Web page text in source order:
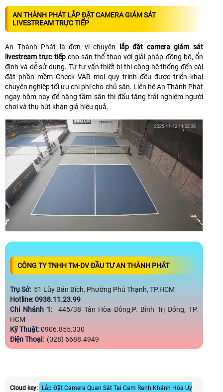
AN THÀNH PHÁT LẮP ĐẶT CAMERA GIÁM SÁT
LIVESTREAM TRỰC TIẾP
An Thành Phát là đơn vị chuyên
lắp đặt camera giám sát
livestream trực tiếpcho sân thể thao với giải pháp đồng bộ, ổn
định và dễ sử dụng. Từ tư vấn thiết bị thi công hệ thống đến cài
đặt phần mềm Check VAR mọi quy trình đều được triển khai
chuyên nghiệp tối ưu chi phí cho chủ sân. Liên hệ An Thành Phát
ngay hôm nay để nâng tầm sân thi đấu tăng trải nghiệm người
chơi và thu hút khán giả hiệu quả.
CÔNG TY TNHH TM-DV ĐẦU TƯ AN THÀNH PHÁT
Trụ Sở: 51 Lũy Bán Bích, Phường Phú Thạnh, TP.HCM
Hotline: 0938.11.23.99
Chi Nhánh 1:
445/38 Tân Hòa Đông,P. Bình Trị Đông, TP.
HCM
Kỹ Thuật:0906.855.330
Điện Thoại: (028) 6688.4949
Cloud key:
Lắp Đặt Camera Quan Sát Tại Cam Ranh Khánh Hòa Uy